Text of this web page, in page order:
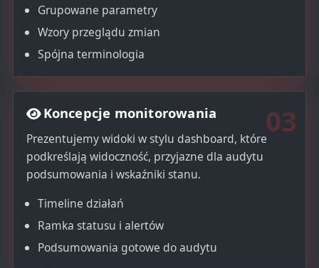
Grupowane parametry
Wzory przeglądu zmian
Spójna terminologia
03
Koncepcje monitorowania
Prezentujemy widoki w stylu dashboard, które
podkreślają widoczność, przyjazne dla audytu
podsumowania i wskaźniki stanu.
Timeline działań
Ramka statusu i alertów
Podsumowania gotowe do audytu